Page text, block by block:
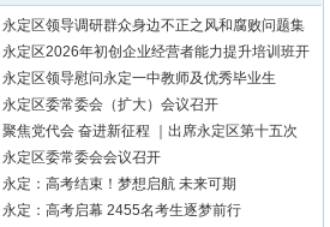
永定区领导调研群众身边不正之风和腐败问题集
中整治工作
永定区2026年初创企业经营者能力提升培训班开
始报名啦！
永定区领导慰问永定一中教师及优秀毕业生
永定区委常委会（扩大）会议召开
聚焦党代会 奋进新征程 ｜出席永定区第十五次
党代会代表向大会报到
永定区委常委会会议召开
永定：高考结束！梦想启航 未来可期
永定：高考启幕 2455名考生逐梦前行